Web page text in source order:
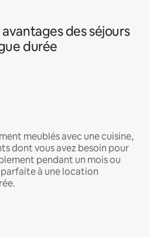
des séjours
durée
meublés avec une cuisine,
dont vous avez besoin pour
pendant un mois ou
à une location